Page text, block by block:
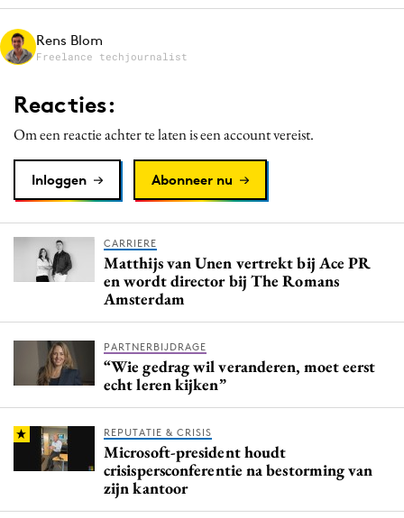
Merkstrategie
Programmatic
Purpose Marketing
Rens Blom
Freelance techjournalist
Reacties:
Om een reactie achter te laten is een account vereist.
Inloggen Abonneer nu
CARRIERE
Matthijs van Unen vertrekt bij Ace PR
en wordt director bij The Romans
Amsterdam
PARTNERBIJDRAGE
“Wie gedrag wil veranderen, moet eerst
echt leren kijken”
REPUTATIE & CRISIS
Microsoft-president houdt
crisispersconferentie na bestorming van
zijn kantoor